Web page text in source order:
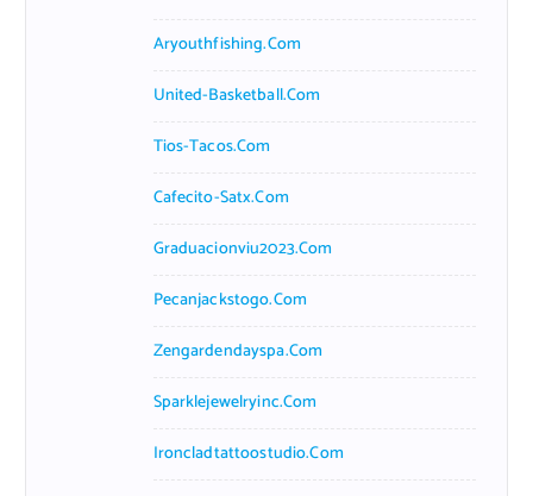
Aryouthfishing.com
United-Basketball.com
Tios-Tacos.com
Cafecito-Satx.com
Graduacionviu2023.com
Pecanjackstogo.com
Zengardendayspa.com
Sparklejewelryinc.com
Ironcladtattoostudio.com